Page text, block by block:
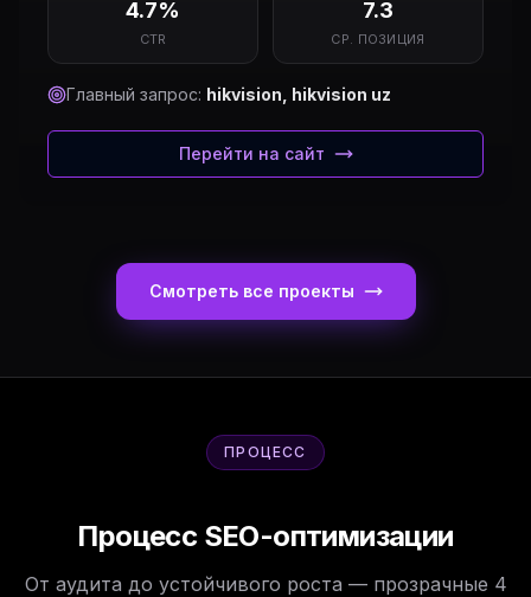
4.7%
CTR
7.3
СР. ПОЗИЦИЯ
Главный запрос: hikvision, hikvision uz
Перейти на сайт
Смотреть все проекты
ПРОЦЕСС
Процесс SEO-оптимизации
От аудита до устойчивого роста — прозрачные 4